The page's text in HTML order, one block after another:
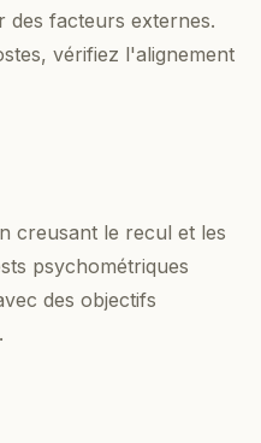
facteurs externes.
vérifiez l'alignement
creusant le recul et les
psychométriques
des objectifs